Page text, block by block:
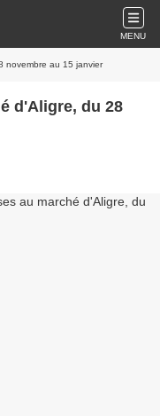
MENU
novembre au 15 janvier
d'Aligre, du 28